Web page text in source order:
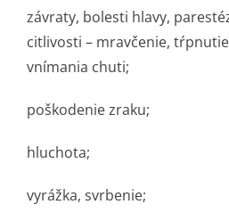
závraty, bolesti hlavy,
citlivosti – mravčenie,
vnímania chuti;
poškodenie zraku;
hluchota;
vyrážka, svrbenie;